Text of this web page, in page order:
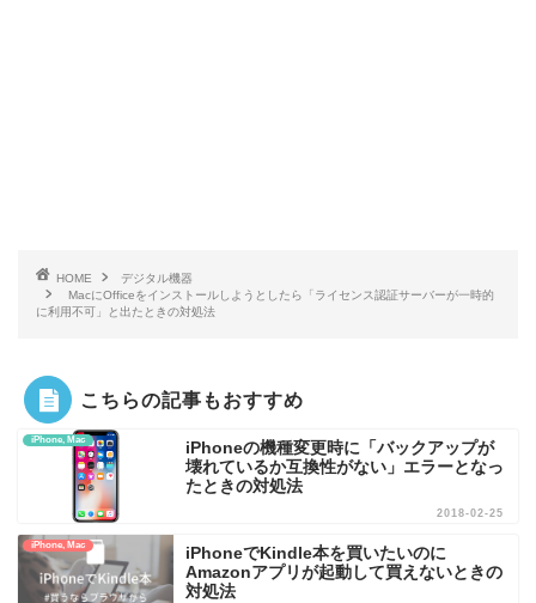
HOME
デジタル機器
MacにOfficeをインストールしようとしたら「ライセンス認証サーバーが一時的
に利用不可」と出たときの対処法
こちらの記事もおすすめ
iPhone, Mac
iPhoneの機種変更時に「バックアップが
壊れているか互換性がない」エラーとなっ
たときの対処法
2018-02-25
iPhone, Mac
iPhoneでKindle本を買いたいのに
Amazonアプリが起動して買えないときの
対処法